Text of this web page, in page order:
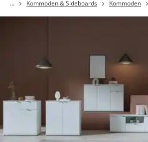
Kommoden & Sideboards Kommoden